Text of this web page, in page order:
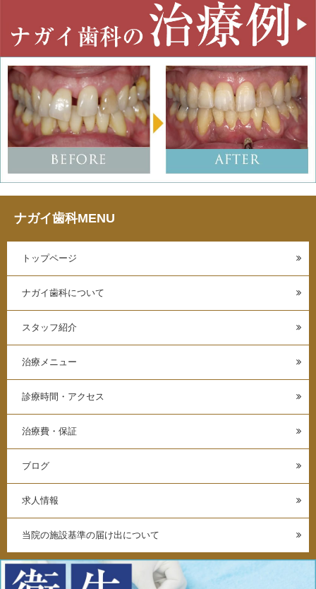
ナガイ歯科MENU
トップページ
ナガイ歯科について
スタッフ紹介
治療メニュー
診療時間・アクセス
治療費・保証
ブログ
求人情報
当院の施設基準の届け出について